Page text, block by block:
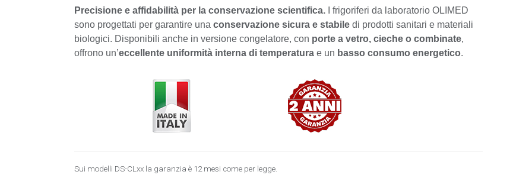
Precisione e affidabilità per la conservazione scientifica. I frigoriferi da laboratorio OLIMED
sono progettati per garantire unaconservazione sicura e stabile di prodotti sanitari e materiali
biologici. Disponibili anche in versione congelatore, con porte a vetro, cieche o combinate,
offrono un’eccellente uniformità interna di temperatura e un basso consumo energetico.
Sui modelli DS-CLxx la garanzia è 12 mesi come per legge.